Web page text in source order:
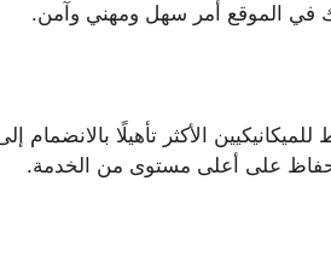
في الموقع أمر سهل ومهني وآمن.
الأكثر تأهيلًا بالانضمام
على أعلى مستوى من الخدمة.